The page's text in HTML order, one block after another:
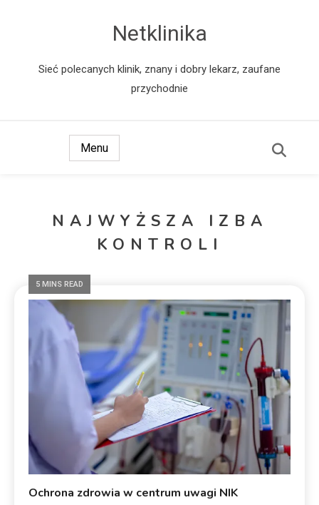
Netklinika
Sieć polecanych klinik, znany i dobry lekarz, zaufane
przychodnie
Menu
NAJWYŻSZA IZBA
KONTROLI
5 MINS READ
Ochrona zdrowia w centrum uwagi NIK